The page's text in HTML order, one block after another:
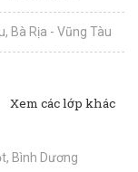
Bà Rịa - Vũng Tàu
Xem các lớp khác
Bình Dương